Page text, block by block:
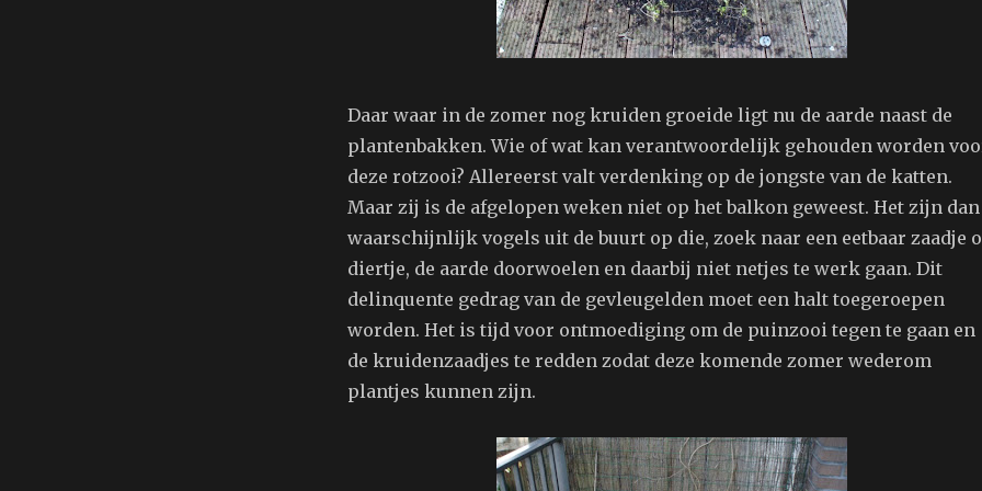
Daar waar in de zomer nog kruiden groeide ligt nu de aarde naast de
plantenbakken. Wie of wat kan verantwoordelijk gehouden worden
deze rotzooi? Allereerst valt verdenking op de jongste van de katten.
Maar zij is de afgelopen weken niet op het balkon geweest. Het zijn dan
waarschijnlijk vogels uit de buurt op die, zoek naar een eetbaar zaadje
diertje, de aarde doorwoelen en daarbij niet netjes te werk gaan. Dit
delinquente gedrag van de gevleugelden moet een halt toegeroepen
worden. Het is tijd voor ontmoediging om de puinzooi tegen te gaan en
de kruidenzaadjes te redden zodat deze komende zomer wederom
plantjes kunnen zijn.